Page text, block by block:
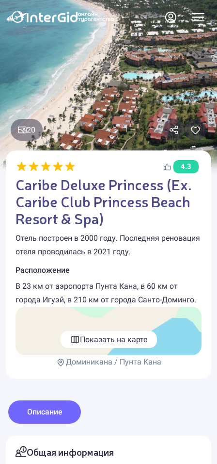
20
4.3
Caribe Deluxe Princess (Ex.
Caribe Club Princess Beach
Resort & Spa)
Отель построен в 2000 году. Последняя реновация
отеля проводилась в 2021 году.
Расположение
В 23 км от аэропорта Пунта Кана, в 60 км от
города Игуэй, в 210 км от города Санто-Доминго.
Показать на карте
Доминикана / Пунта Кана
Описание
Общая информация